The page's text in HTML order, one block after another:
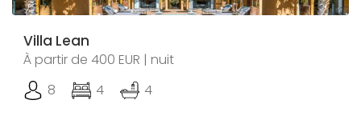
Villa Lean
À partir de 400 EUR | nuit
8
4 4